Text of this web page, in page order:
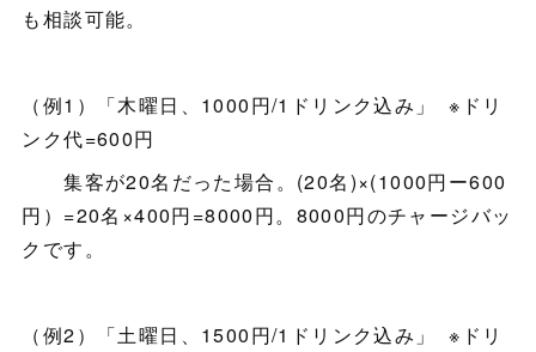
も相談可能。
（例1）「木曜日、1000円/1ドリンク込み」 ※ドリ
ンク代=600円
集客が20名だった場合。(20名)×(1000円ー600
円）=20名×400円=8000円。8000円のチャージバッ
クです。
（例2）「土曜日、1500円/1ドリンク込み」 ※ドリ